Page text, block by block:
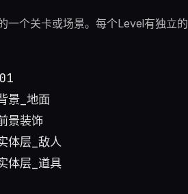
一个关卡或场景。每个Level有独立
景_地面
景装饰
层_敌人
    └── Layer: 实体层_道具